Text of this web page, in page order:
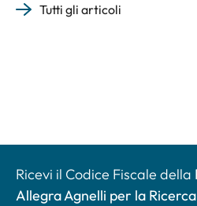
Tutti gli articoli
Ricevi il Codice Fiscale della
Allegra Agnelli per la